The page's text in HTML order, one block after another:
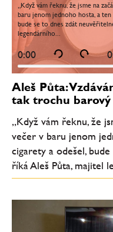
„Když vám řeknu, že jsme na
baru jenom jednoho hosta, a
bude se to dnes zdát
legendárního...
0:00
Aleš Půta:
tak trochu barový
„Když vám řeknu, že
večer v baru jenom
cigarety a odešel,
říká Aleš Půta, majitel